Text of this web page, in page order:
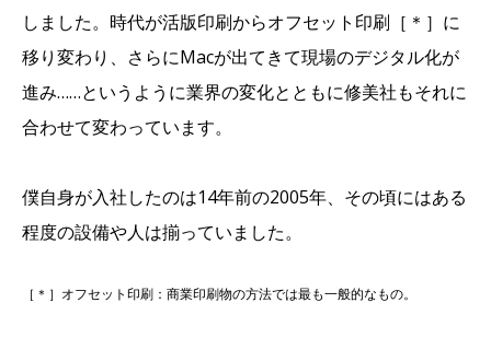
しました。時代が活版印刷からオフセット印刷［＊］に
移り変わり、さらにMacが出てきて現場のデジタル化が
進み……というように業界の変化とともに修美社もそれに
合わせて変わっています。
僕自身が入社したのは14年前の2005年、その頃にはある
程度の設備や人は揃っていました。
［＊］オフセット印刷：商業印刷物の方法では最も一般的なもの。